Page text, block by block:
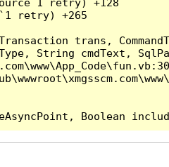
retry) +128
retry) +265
trans,
String cmdText,